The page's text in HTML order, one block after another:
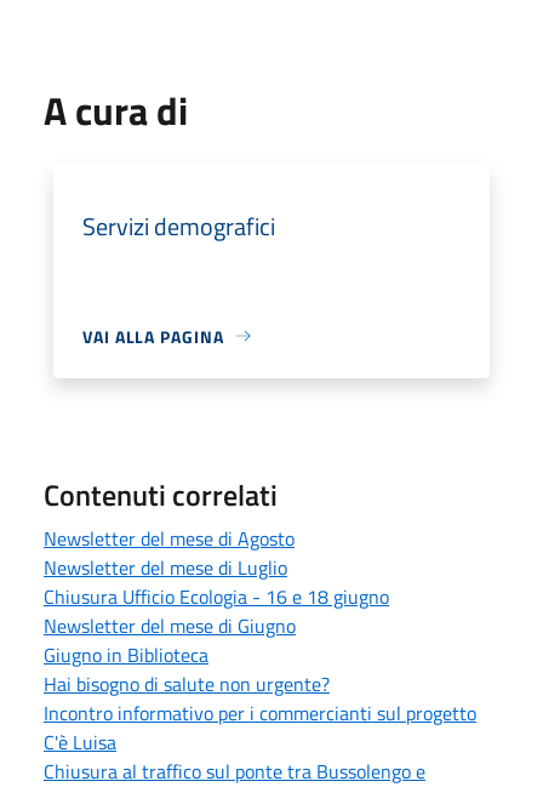
A cura di
Servizi demografici
VAI ALLA PAGINA
Contenuti correlati
Newsletter del mese di Agosto
Newsletter del mese di Luglio
Chiusura Ufficio Ecologia - 16 e 18 giugno
Newsletter del mese di Giugno
Giugno in Biblioteca
Hai bisogno di salute non urgente?
Incontro informativo per i commercianti sul progetto
C'è Luisa
Chiusura al traffico sul ponte tra Bussolengo e